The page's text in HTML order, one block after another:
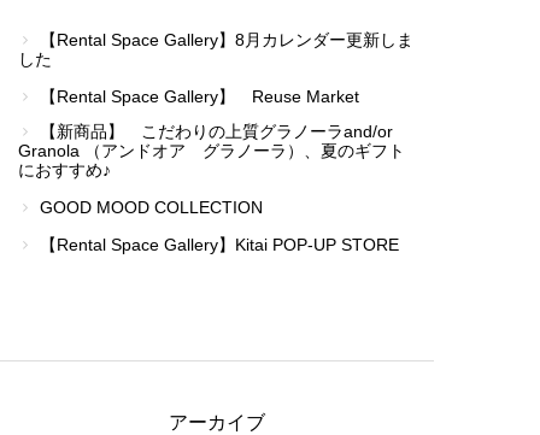
【Rental Space Gallery】8月カレンダー更新しま
した
【Rental Space Gallery】 Reuse Market
【新商品】 こだわりの上質グラノーラand/or
Granola （アンドオア グラノーラ）、夏のギフト
におすすめ♪
GOOD MOOD COLLECTION
【Rental Space Gallery】Kitai POP-UP STORE
アーカイブ